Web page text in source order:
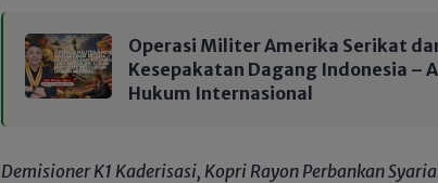
Operasi Militer Amerika Serikat
Kesepakatan Dagang Indonesia –
Hukum Internasional
Demisioner K1 Kaderisasi, Kopri Rayon Perbankan